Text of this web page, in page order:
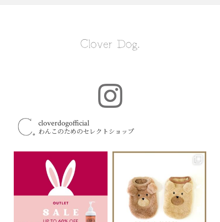
cloverdogofficial
わんこのためのセレクトショップ